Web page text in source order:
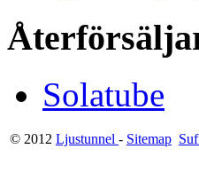
Solatube
© 2012 Ljustunnel - Sitemap